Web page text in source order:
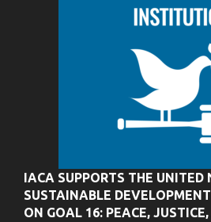
IACA SUPPORTS THE UNITED
SUSTAINABLE
ON GOAL 16: PEACE,